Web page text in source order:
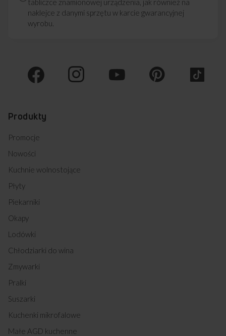
naklejce z danymi sprzętu w karcie gwarancyjnej
wyrobu.
Produkty
Promocje
Nowości
Kuchnie wolnostojące
Płyty
Piekarniki
Okapy
Lodówki
Chłodziarki do wina
Zmywarki
Pralki
Suszarki
Kuchenki mikrofalowe
Małe AGD kuchenne